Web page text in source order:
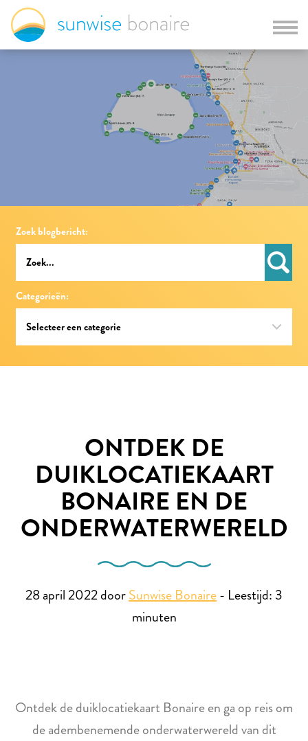
Zoek blogbericht:
Categorieën:
ONTDEK DE
DUIKLOCATIEKAART
BONAIRE EN DE
ONDERWATERWERELD
28 april 2022 doorSunwise Bonaire- Leestijd: 3
minuten
Ontdek de duiklocatiekaart Bonaire en ga op reis om
de adembenemende onderwaterwereld van dit